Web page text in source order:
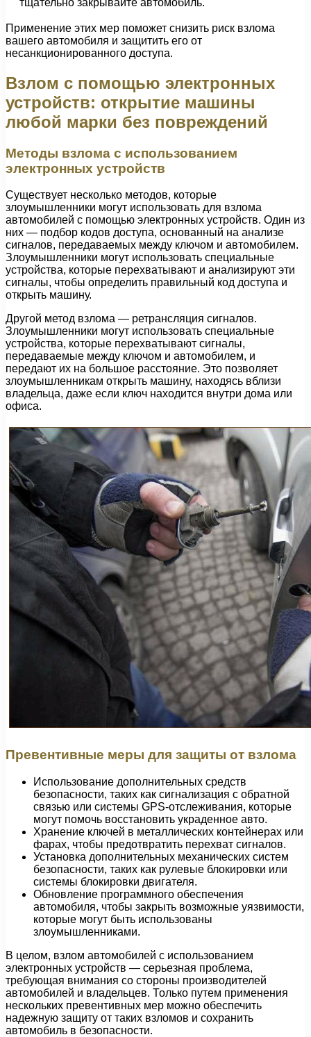
тщательно закрывайте автомобиль.
Применение этих мер поможет снизить риск взлома
вашего автомобиля и защитить его от
несанкционированного доступа.
Взлом с помощью электронных
устройств: открытие машины
любой марки без повреждений
Методы взлома с использованием
электронных устройств
Существует несколько методов, которые
злоумышленники могут использовать для взлома
автомобилей с помощью электронных устройств. Один из
них — подбор кодов доступа, основанный на анализе
сигналов, передаваемых между ключом и автомобилем.
Злоумышленники могут использовать специальные
устройства, которые перехватывают и анализируют эти
сигналы, чтобы определить правильный код доступа и
открыть машину.
Другой метод взлома — ретрансляция сигналов.
Злоумышленники могут использовать специальные
устройства, которые перехватывают сигналы,
передаваемые между ключом и автомобилем, и
передают их на большое расстояние. Это позволяет
злоумышленникам открыть машину, находясь вблизи
владельца, даже если ключ находится внутри дома или
офиса.
Превентивные меры для защиты от взлома
Использование дополнительных средств
безопасности, таких как сигнализация с обратной
связью или системы GPS-отслеживания, которые
могут помочь восстановить украденное авто.
Хранение ключей в металлических контейнерах или
фарах, чтобы предотвратить перехват сигналов.
Установка дополнительных механических систем
безопасности, таких как рулевые блокировки или
системы блокировки двигателя.
Обновление программного обеспечения
автомобиля, чтобы закрыть возможные уязвимости,
которые могут быть использованы
злоумышленниками.
В целом, взлом автомобилей с использованием
электронных устройств — серьезная проблема,
требующая внимания со стороны производителей
автомобилей и владельцев. Только путем применения
нескольких превентивных мер можно обеспечить
надежную защиту от таких взломов и сохранить
автомобиль в безопасности.